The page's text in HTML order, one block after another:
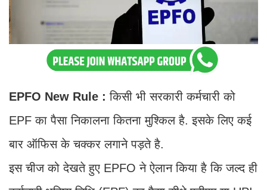
EPFO New Rule : किसी भी सरकारी कर्मचारी को
EPF का पैसा निकालना कितना मुश्किल है. इसके लिए कई
बार ऑफिस के चक्कर लगाने पड़ते है.
इस चीज को देखते हुए EPFO ने ऐलान किया है कि जल्द ही